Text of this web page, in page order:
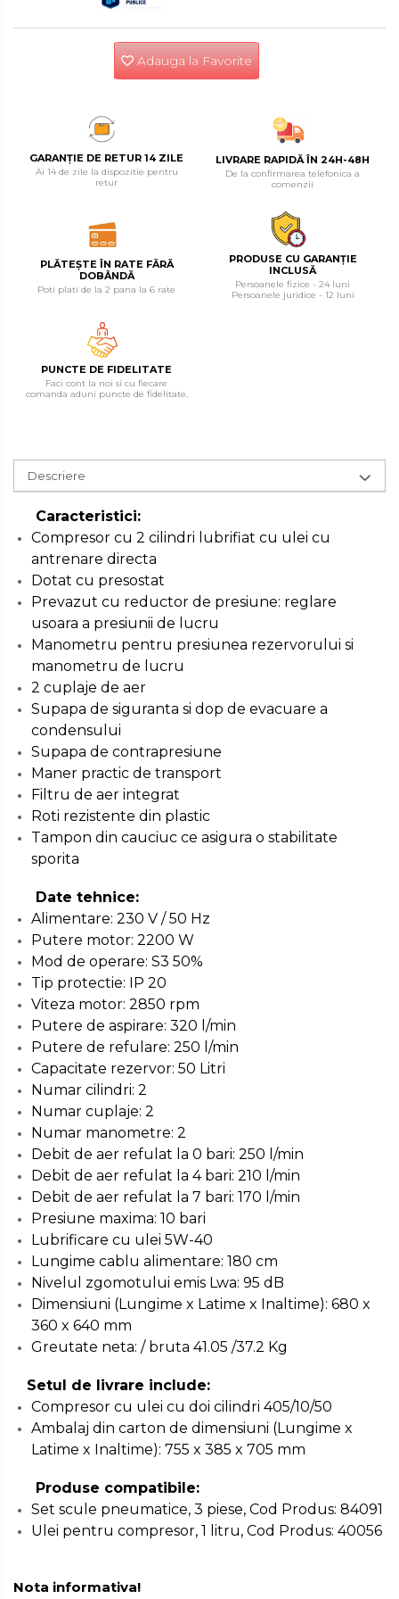
Presa Hidraulica Ondulare
Pompa transfer lichide
Cric Manual
Ulei Hidraulic
Palan
Carucior Scule
Echipamente de Siguranta Auto
Stetoscop Auto
Tester Compresie Auto
Truse reparatii anvelope
Dispozitiv Aerisire & Schimbare
Lichid Frana
Chingi Auto & Coarde Elastice
Intretinere & Cosmetica auto
Scule pentru coloana de
esapament
Lacate & Incuietori
Scripete Manual
Banc de lucru – tamplarie
Transpalet / carucior transport
marfa
Perie de Sarma
Capsator Manual
Adaptor Unghiular Bormasina
Nicovala fierarie
Chei
Scari
Echipamente de Lucru &
Protectia Muncii
Multidetector
Pistol Spuma Poliuretanica
Pistol Silicon (Tub de Silicon)
Termometru Infrarosu
Menghina de banc – tamplarie
si alte domenii
Suruburi si dibluri
Carlige de Ridicare
Dispozitive de Taiat si
Manipulat Sticla
Rindele Electrice
Generator Curent Electric
Masina debitat metal
Fierastraie Electrice
Fierastrau cu banda vertical
Foarfeci Electrice
Aspiratoare Profesionale &
Dezumidificatoare de Aer
Acumulatori & Incarcatoare
Scule Electrice: Bormasini,
Statii & Masini Universale de
Ascutit Scule
Aparate de masurat digitale &
Telemetru laser
Pistoale & Capsatoare Electrice
pentru Cuie si Capse
Aparat / dispozitiv ascutit lant
drujba si accesorii
Masini de Ascutit Panza Circular
Accesorii & Echipamente
Masina de taiat beton
Utilaje tamplarie / prelucrare
lemn
Aeroterme si Ventilatoare
Bormasini & Masini de Gaurit
Compresoare Auto
Masini de Ascutit Burghie
Discuri Fierastrau Circular
Dispozitive de taiat polistiren
Polizoare drepte & accesorii
Purificatoare de aer
Garduri electrice animale
Semanatori
Adauga la Favorite
GARANȚIE DE RETUR 14 ZILE
Ai 14 de zile la dispozitie pentru
retur
LIVRARE RAPIDĂ ÎN 24H-48H
De la confirmarea telefonica a
comenzii
PLĂTEȘTE ÎN RATE FĂRĂ
DOBÂNDĂ
Poti plati de la 2 pana la 6 rate
PRODUSE CU GARANȚIE
INCLUSĂ
Persoanele fizice - 24 luni
Persoanele juridice - 12 luni
PUNCTE DE FIDELITATE
Faci cont la noi si cu fiecare
comanda aduni puncte de fidelitate.
Descriere
Caracteristici:
Compresor cu 2 cilindri lubrifiat cu ulei cu
antrenare directa
Dotat cu presostat
Prevazut cu reductor de presiune: reglare
usoara a presiunii de lucru
Manometru pentru presiunea rezervorului si
manometru de lucru
2 cuplaje de aer
Supapa de siguranta si dop de evacuare a
condensului
Supapa de contrapresiune
Maner practic de transport
Filtru de aer integrat
Roti rezistente din plastic
Tampon din cauciuc ce asigura o stabilitate
sporita
Date tehnice:
Alimentare: 230 V / 50 Hz
Putere motor: 2200 W
Mod de operare: S3 50%
Tip protectie: IP 20
Viteza motor: 2850 rpm
Putere de aspirare: 320 l/min
Putere de refulare: 250 l/min
Capacitate rezervor: 50 Litri
Numar cilindri: 2
Numar cuplaje: 2
Numar manometre: 2
Debit de aer refulat la 0 bari: 250 l/min
Debit de aer refulat la 4 bari: 210 l/min
Debit de aer refulat la 7 bari: 170 l/min
Presiune maxima: 10 bari
Lubrificare cu ulei 5W-40
Lungime cablu alimentare: 180 cm
Nivelul zgomotului emis Lwa: 95 dB
Dimensiuni (Lungime x Latime x Inaltime): 680 x
360 x 640 mm
Greutate neta: / bruta 41.05 /37.2 Kg
Setul de livrare include:
Compresor cu ulei cu doi cilindri 405/10/50
Ambalaj din carton de dimensiuni (Lungime x
Latime x Inaltime): 755 x 385 x 705 mm
Produse compatibile:
Set scule pneumatice, 3 piese, Cod Produs: 84091
Ulei pentru compresor, 1 litru, Cod Produs: 40056
Nota informativa!